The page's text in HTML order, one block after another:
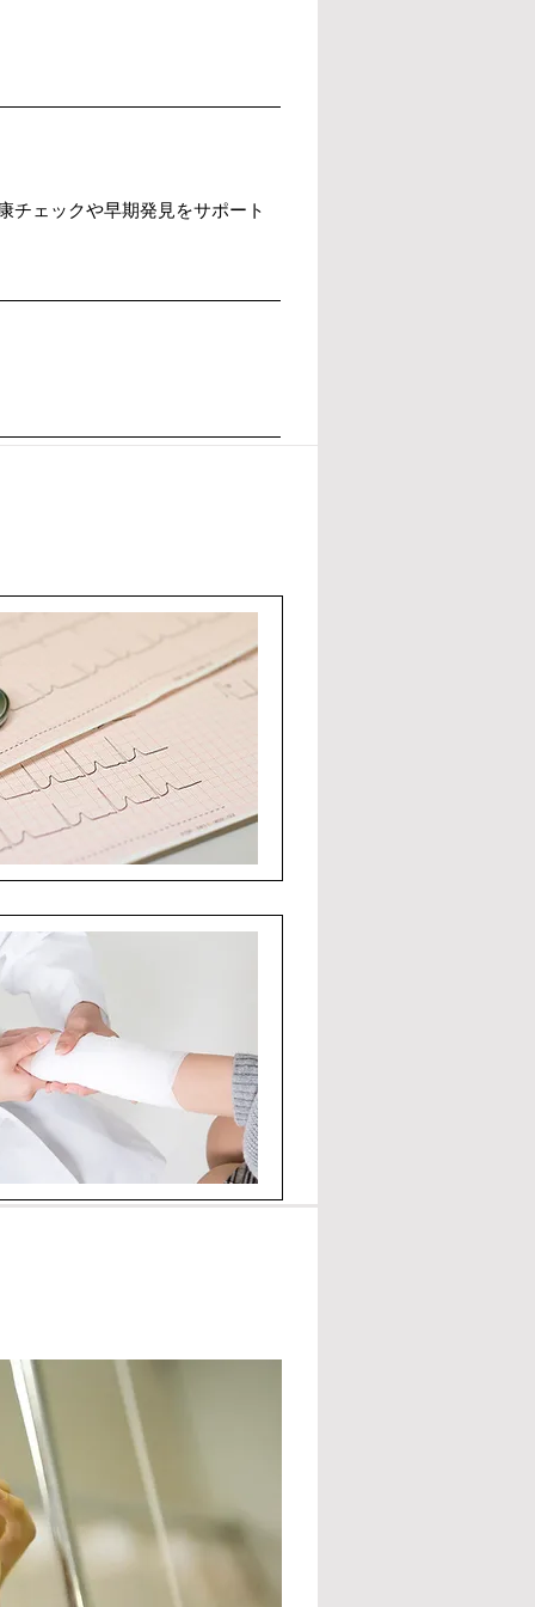
チェックや早期発見をサポート